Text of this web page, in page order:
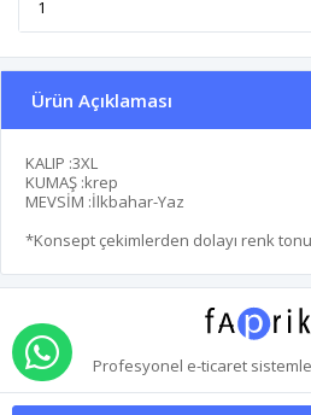
Ürün Açıklaması
KALIP :3XL
KUMAŞ :krep
MEVSİM :İlkbahar-Yaz
*Konsept çekimlerden dolayı renk
Profesyonel e-ticaret